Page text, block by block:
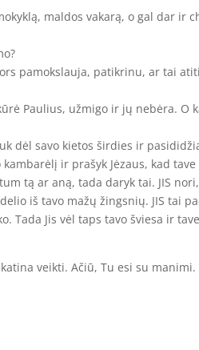
maldos vakarą, o gal dar ir
pamokslauja, patikrinu, ar tai
Paulius, užmigo ir jų nebėra. O
dėl savo kietos širdies ir
ir prašyk Jėzaus, kad
tą ar aną, tada daryk tai. JIS
iš tavo mažų žingsnių. JIS tai
Tada Jis vėl taps tavo šviesa ir tave
veikti. Ačiū, Tu esi su